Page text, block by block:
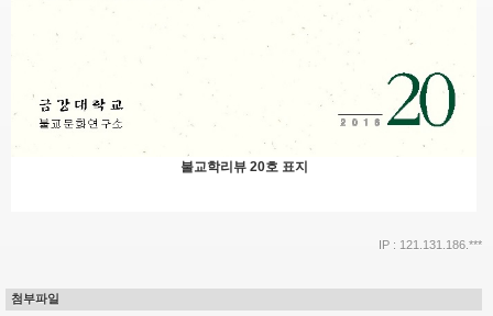
불교학리뷰 20호 표지
IP : 121.131.186.***
첨부파일